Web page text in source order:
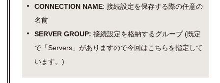
CONNECTION NAME: 接続設定を保存する際の任意の
名前
SERVER GROUP: 接続設定を格納するグループ (既定
で「Servers」がありますので今回はこちらを指定して
います。)